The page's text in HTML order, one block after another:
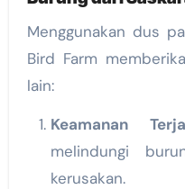
Menggunakan dus
Bird Farm
lain:
Keamanan
melindungi
kerusakan.